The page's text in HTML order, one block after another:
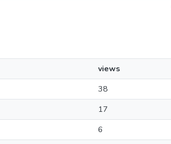
views
38
17
6